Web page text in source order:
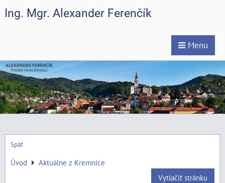
Ing. Mgr. Alexander Ferenčík
Menu
Späť
Úvod
Aktuálne z Kremnice
Vytlačiť stránku